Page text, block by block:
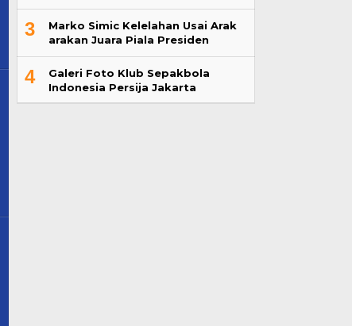
3
Marko Simic Kelelahan Usai Arak
arakan Juara Piala Presiden
4
Galeri Foto Klub Sepakbola
Indonesia Persija Jakarta